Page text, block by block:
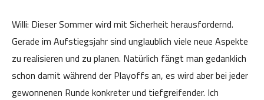
Willi: Dieser Sommer wird mit Sicherheit herausfordernd.
Gerade im Aufstiegsjahr sind unglaublich viele neue Aspekte
zu realisieren und zu planen. Natürlich fängt man gedanklich
schon damit während der Playoffs an, es wird aber bei jeder
gewonnenen Runde konkreter und tiefgreifender. Ich